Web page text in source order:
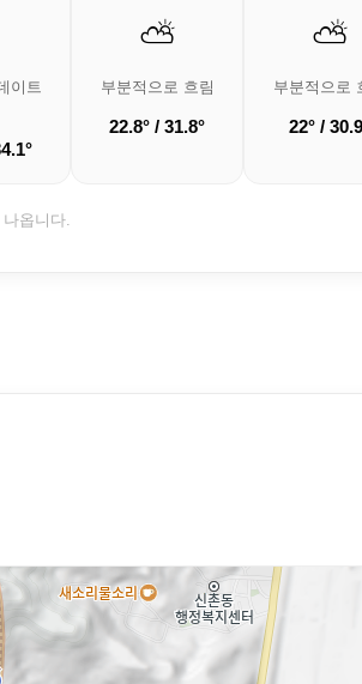
이트
⛅
부분적으로 흐림
22.8° / 31.8°
⛅
부분적으로
22° /
옵니다.